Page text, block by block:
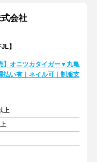
会社
】
】オニツカタイガー▼丸亀
い有｜ネイル可｜制服支
上